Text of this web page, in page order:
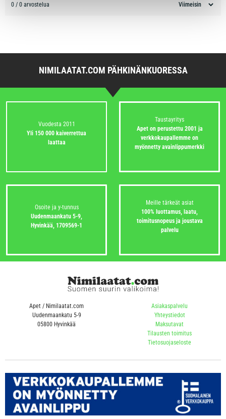
0 / 0 arvostelua
NIMILAATAT.COM PÄHKINÄNKUORESSA
Vuodesta 2011
Yli 150 000 kaiverrettua
laattaa
Taustayritys
Apet on perustettu 2001 ja
verkkokaupallemme on
myönnetty avainlippumerkki
Osoite ja y-tunnus
Uudenmaankatu 5-9,
Hyvinkää, 1709569-1
Meille tärkeät asiat
100% luottamus, laatu,
toimitusnopeus ja joustava
palvelu
Apet / Nimilaatat.com
Uudenmaankatu 5-9
05800 Hyvinkää
Asiakaspalvelu
Yhteystiedot
Maksutavat
Tilausten toimitus
Tietosuojaseloste